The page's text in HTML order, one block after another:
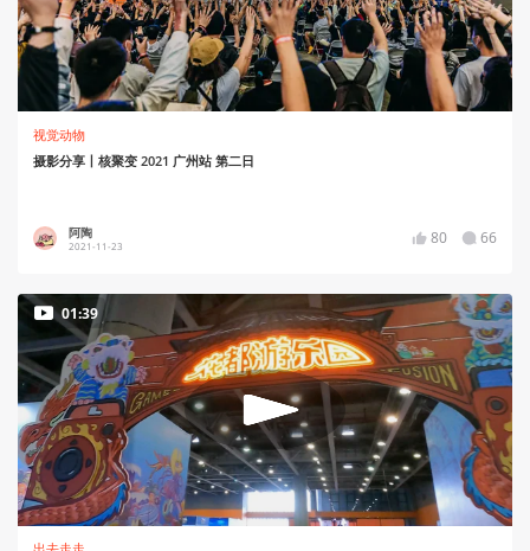
视觉动物
摄影分享丨核聚变 2021 广州站 第二日
阿陶
2021-11-23 80 66
01:39